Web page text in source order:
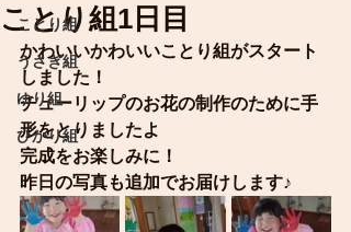
ことり組
うさぎ組
ゆり組
ひかり組
ことり組1日目
かわいいかわいいことり組がスタート
しました！
チューリップのお花の制作のために手
形をとりましたよ
完成をお楽しみに！
昨日の写真も追加でお届けします♪